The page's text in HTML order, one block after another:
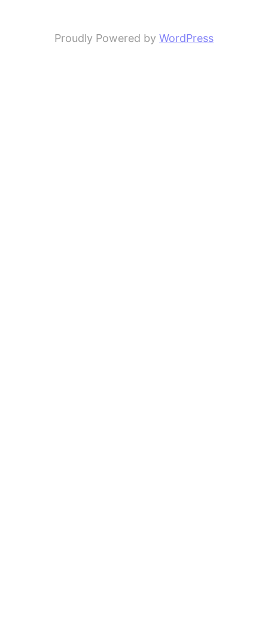
Proudly Powered by WordPress